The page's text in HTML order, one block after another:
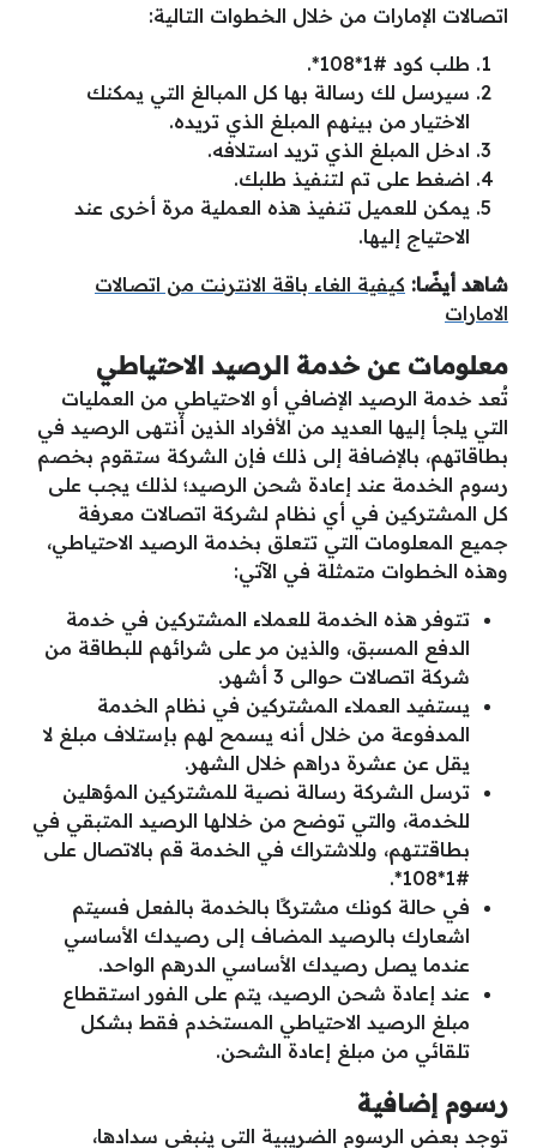
اتصالات الإمارات من خلال الخطوات التالية:
طلب كود #1*108*.
سيرسل لك رسالة بها كل المبالغ التي يمكنك
الاختيار من بينهم المبلغ الذي تريده.
ادخل المبلغ الذي تريد استلافه.
اضغط على تم لتنفيذ طلبك.
يمكن للعميل تنفيذ هذه العملية مرة أخرى عند
الاحتياج إليها.
شاهد أيضًا: كيفية الغاء باقة الانترنت من اتصالات
الامارات
معلومات عن خدمة الرصيد الاحتياطي
تُعد خدمة الرصيد الإضافي أو الاحتياطي من العمليات
التي يلجأ إليها العديد من الأفراد الذين أنتهى الرصيد في
بطاقاتهم، بالإضافة إلى ذلك فإن الشركة ستقوم بخصم
رسوم الخدمة عند إعادة شحن الرصيد؛ لذلك يجب على
كل المشتركين في أي نظام لشركة اتصالات معرفة
جميع المعلومات التي تتعلق بخدمة الرصيد الاحتياطي،
وهذه الخطوات متمثلة في الآتي:
تتوفر هذه الخدمة للعملاء المشتركين في خدمة
الدفع المسبق، والذين مر على شرائهم للبطاقة من
شركة اتصالات حوالى 3 أشهر.
يستفيد العملاء المشتركين في نظام الخدمة
المدفوعة من خلال أنه يسمح لهم بإستلاف مبلغ لا
يقل عن عشرة دراهم خلال الشهر.
ترسل الشركة رسالة نصية للمشتركين المؤهلين
للخدمة، والتي توضح من خلالها الرصيد المتبقي في
بطاقتتهم، وللاشتراك في الخدمة قم بالاتصال على
#1*108*.
في حالة كونك مشتركًا بالخدمة بالفعل فسيتم
اشعارك بالرصيد المضاف إلى رصيدك الأساسي
عندما يصل رصيدك الأساسي الدرهم الواحد.
عند إعادة شحن الرصيد، يتم على الفور استقطاع
مبلغ الرصيد الاحتياطي المستخدم فقط بشكل
تلقائي من مبلغ إعادة الشحن.
رسوم إضافية
توجد بعض الرسوم الضريبية التي ينبغي سدادها،